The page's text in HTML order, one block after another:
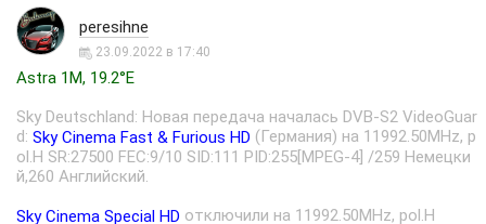
peresihne
23.09.2022 в 17:40
Astra 1M, 19.2°E
Sky Deutschland: Новая передача началась DVB-S2 VideoGuar
d: Sky Cinema Fast & Furious HD (Германия) на 11992.50MHz, p
ol.H SR:27500 FEC:9/10 SID:111 PID:255[MPEG-4] /259 Немецки
й,260 Английский.
Sky Cinema Special HD отключили на 11992.50MHz, pol.H